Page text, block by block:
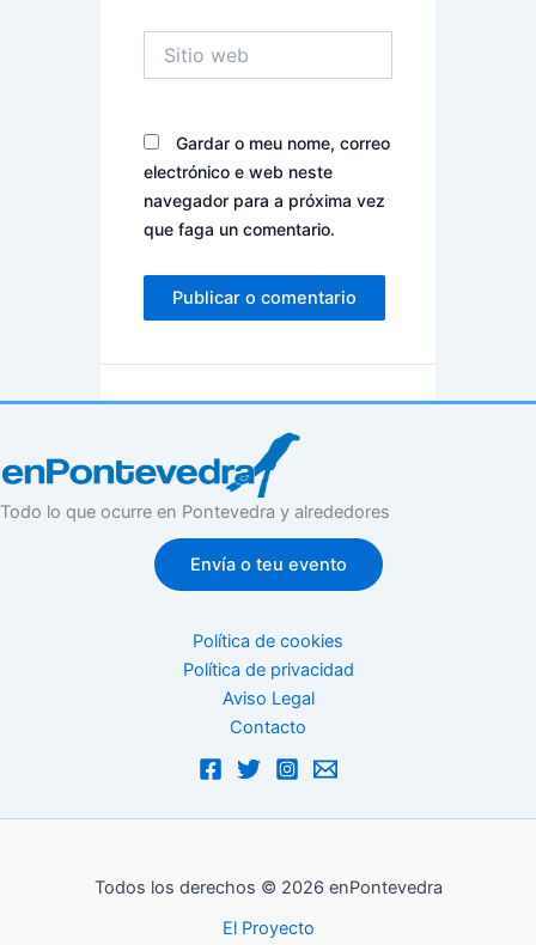
web
Gardar o meu nome, correo
electrónico e web neste
navegador para a próxima vez
que faga un comentario.
Todo lo que ocurre en Pontevedra y alrededores
Envía o teu evento
Política de cookies
Política de privacidad
Aviso Legal
Contacto
Todos los derechos © 2026 enPontevedra
El Proyecto